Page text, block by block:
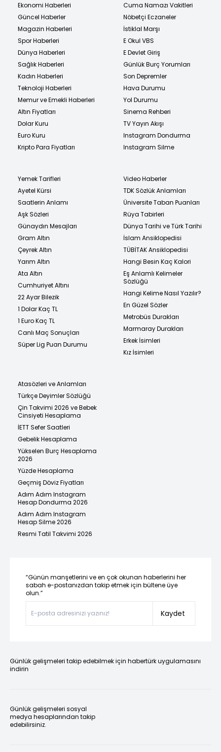
Ekonomi Haberleri
Güncel Haberler
Magazin Haberleri
Spor Haberleri
Dünya Haberleri
Sağlık Haberleri
Kadın Haberleri
Teknoloji Haberleri
Memur ve Emekli Haberleri
Altın Fiyatları
Dolar Kuru
Euro Kuru
Kripto Para Fiyatları
Cuma Namazı Vakitleri
Nöbetçi Eczaneler
İstiklal Marşı
E Okul VBS
E Devlet Giriş
Günlük Burç Yorumları
Son Depremler
Hava Durumu
Yol Durumu
Sinema Rehberi
TV Yayın Akışı
Instagram Dondurma
Instagram Silme
Yemek Tarifleri
Ayetel Kürsi
Saatlerin Anlamı
Aşk Sözleri
Günaydın Mesajları
Gram Altın
Çeyrek Altın
Yarım Altın
Ata Altın
Cumhuriyet Altını
22 Ayar Bilezik
1 Dolar Kaç TL
1 Euro Kaç TL
Canlı Maç Sonuçları
Süper Lig Puan Durumu
Video Haberler
TDK Sözlük Anlamları
Üniversite Taban Puanları
Rüya Tabirleri
Dünya Tarihi ve Türk Tarihi
İslam Ansiklopedisi
TÜBİTAK Ansiklopedisi
Hangi Besin Kaç Kalori
Eş Anlamlı Kelimeler
Sözlüğü
Hangi Kelime Nasıl Yazılır?
En Güzel Sözler
Metrobüs Durakları
Marmaray Durakları
Erkek İsimleri
Kız İsimleri
Atasözleri ve Anlamları
Türkçe Deyimler Sözlüğü
Çin Takvimi 2026 ve Bebek
Cinsiyeti Hesaplama
İETT Sefer Saatleri
Gebelik Hesaplama
Yükselen Burç Hesaplama
2026
Yüzde Hesaplama
Geçmiş Döviz Fiyatları
Adım Adım Instagram
Hesap Dondurma 2026
Adım Adım Instagram
Hesap Silme 2026
Resmi Tatil Takvimi 2026
“Günün manşetlerini ve en çok okunan haberlerini her
sabah e-postanızdan takip etmek için bültene üye
olun.”
Kaydet
Günlük gelişmeleri takip edebilmek için habertürk uygulamasını
indirin
Günlük gelişmeleri sosyal
medya hesaplarından takip
edebilirsiniz.